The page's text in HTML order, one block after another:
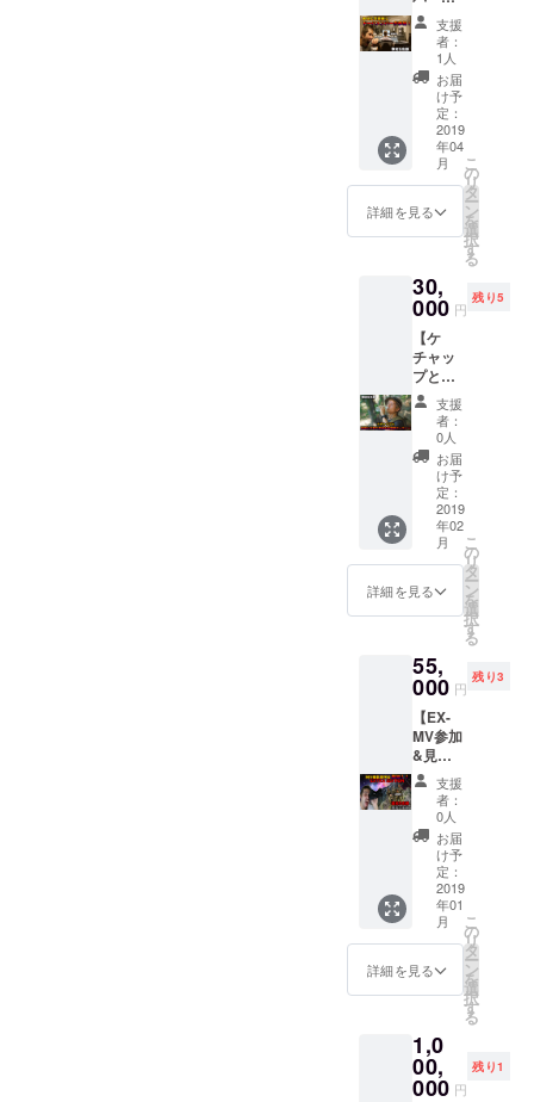
パのリ
ハーサ
ルとな
りま
す。(1
人につ
き1曲リ
クエス
ト可) ※
チャン
ネルの
す。 ※
全リ
ターン
特典
【謎の
映像】
付き
【謎の
映像】
付き
ます。
(飲み
物、お
弁当の
持参
OK) 全
リター
ン中最
強に意
味不明
なリ
るのか
全く想
像つき
ませ
ん。 ご
注意下
さい！
2019/2/
9 都内
某所に
て開催
予定 (万
が一変
更にな
る場合
もござ
いま
い。）
※校庭＝
学校の
グラウ
ンドと
は限り
ませ
ん。 ※
天候に
よって
やむを
得ず日
程を変
更する
場合が
ます。
※現地ま
支援者
様のご
負担と
あなた
の楽曲
にREC
で参
加！！
らは既
に音楽
をやっ
ている
方向け
のプラ
ン！ 自
リジナ
ルソン
グに
ドーパ
メン
バーを
放り込
んでみ
ません
か？ 曲
を録り
たいけ
どドラ
ムがい
ない...そ
んなア
ナタに
バキバ
キのス
ラップ
入れて
欲しい...
そんな
アナタ
はジブ
ちゃん
を！ パ
ンキッ
シュな
ギター
入れた
い...そん
なアナ
タには
シャウ
ト入れ
たい...そ
支援
者：
1人
お届
け予
定：
2019
年04
月
詳細を見る
こ
の
リ
タ
ー
ン
を
選
択
す
る
30,
000 円
残り5
【ケ
チャッ
プと高
尾山沢
登り登
山&山頂
鍋パー
ティ】
山大好
きボー
イ、ケ
チャッ
プと登
山に行
こう！
未経験
歓迎！
手取り
足取り
山登り
の極意
を教え
てくれ
るよ！
そして
山頂で
はケ
チャッ
プお手
製の美
味しい
鍋を食
べよ
やむを
得ず日
程を変
支援
者：
0人
お届
け予
定：
2019
年02
月
詳細を見る
こ
の
リ
タ
ー
ン
を
選
択
す
る
55,
000 円
残り3
【EX-
MV参加
&見
学！！
】 枠売
り切れ
の為、
限定3枠
加！！
なん
と、今
回のMV
に参加
する事
が出来
です！
更に、
撮影の
支援
者：
0人
お届
け予
定：
2019
年01
月
詳細を見る
こ
の
リ
タ
ー
ン
を
選
択
す
る
1,0
00,
000 円
残り1